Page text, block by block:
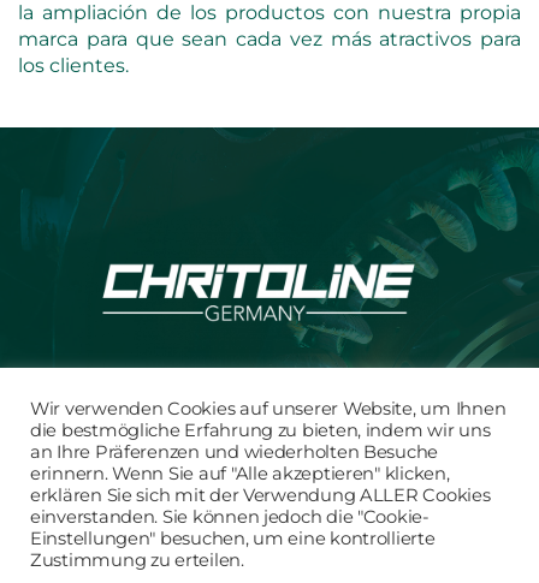
la ampliación de los productos con nuestra propia
marca para que sean cada vez más atractivos para
los clientes.
CONTACTO/AVISO LEGAL
POLÍTICA DE PRIVACIDAD
CONDICIONES GENERALES
DE CONTRATACIÓN
Wir verwenden Cookies auf unserer Website, um Ihnen
die bestmögliche Erfahrung zu bieten, indem wir uns
an Ihre Präferenzen und wiederholten Besuche
erinnern. Wenn Sie auf "Alle akzeptieren" klicken,
erklären Sie sich mit der Verwendung ALLER Cookies
einverstanden. Sie können jedoch die "Cookie-
Einstellungen" besuchen, um eine kontrollierte
Zustimmung zu erteilen.